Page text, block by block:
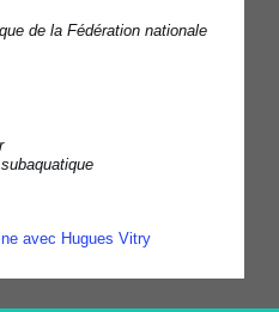
de la Fédération nationale
avec Hugues Vitry